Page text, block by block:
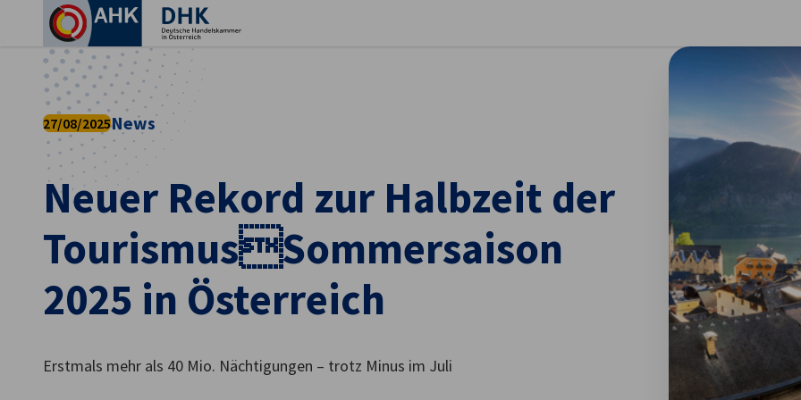
German
Neuer Rekord zur Halbzeit der
TourismusSommersaison
2025 in Österreich
27/08/2025News
Erstmals mehr als 40 Mio. Nächtigungen – trotz Minus im Juli